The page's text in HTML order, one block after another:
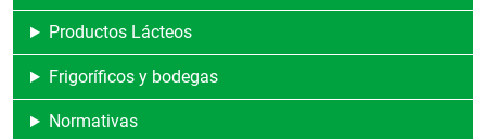
Productos Lácteos
Frigoríficos y bodegas
Normativas